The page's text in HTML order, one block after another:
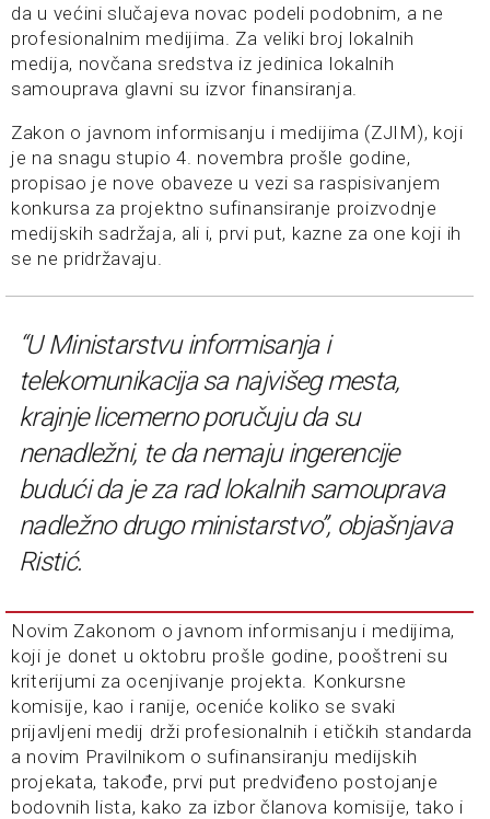
da u većini slučajeva novac podeli podobnim, a ne
profesionalnim medijima. Za veliki broj lokalnih
medija, novčana sredstva iz jedinica lokalnih
samouprava glavni su izvor finansiranja.
Zakon o javnom informisanju i medijima (ZJIM), koji
je na snagu stupio 4. novembra prošle godine,
propisao je nove obaveze u vezi sa raspisivanjem
konkursa za projektno sufinansiranje proizvodnje
medijskih sadržaja, ali i, prvi put, kazne za one koji ih
se ne pridržavaju.
“U Ministarstvu informisanja i
telekomunikacija sa najvišeg mesta,
krajnje licemerno poručuju da su
nenadležni, te da nemaju ingerencije
budući da je za rad lokalnih samouprava
nadležno drugo ministarstvo”, objašnjava
Ristić.
Novim Zakonom o javnom informisanju i medijima,
koji je donet u oktobru prošle godine, pooštreni su
kriterijumi za ocenjivanje projekta. Konkursne
komisije, kao i ranije, oceniće koliko se svaki
prijavljeni medij drži profesionalnih i etičkih standarda
a novim Pravilnikom o sufinansiranju medijskih
projekata, takođe, prvi put predviđeno postojanje
bodovnih lista, kako za izbor članova komisije, tako i